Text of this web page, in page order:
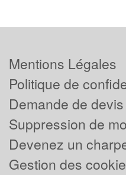
Mentions Légales
Politique de
Demande de
Suppression de
Devenez un
Gestion des